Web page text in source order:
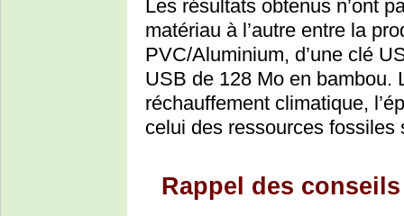
Les résultats obtenus n’ont
matériau à l’autre entre la
PVC/Aluminium, d’une clé
USB de 128 Mo en bambou.
réchauffement climatique,
celui des ressources
Rappel des